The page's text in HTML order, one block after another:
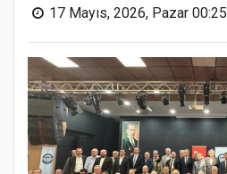
17 Mayıs, 2026, Pazar 00:25